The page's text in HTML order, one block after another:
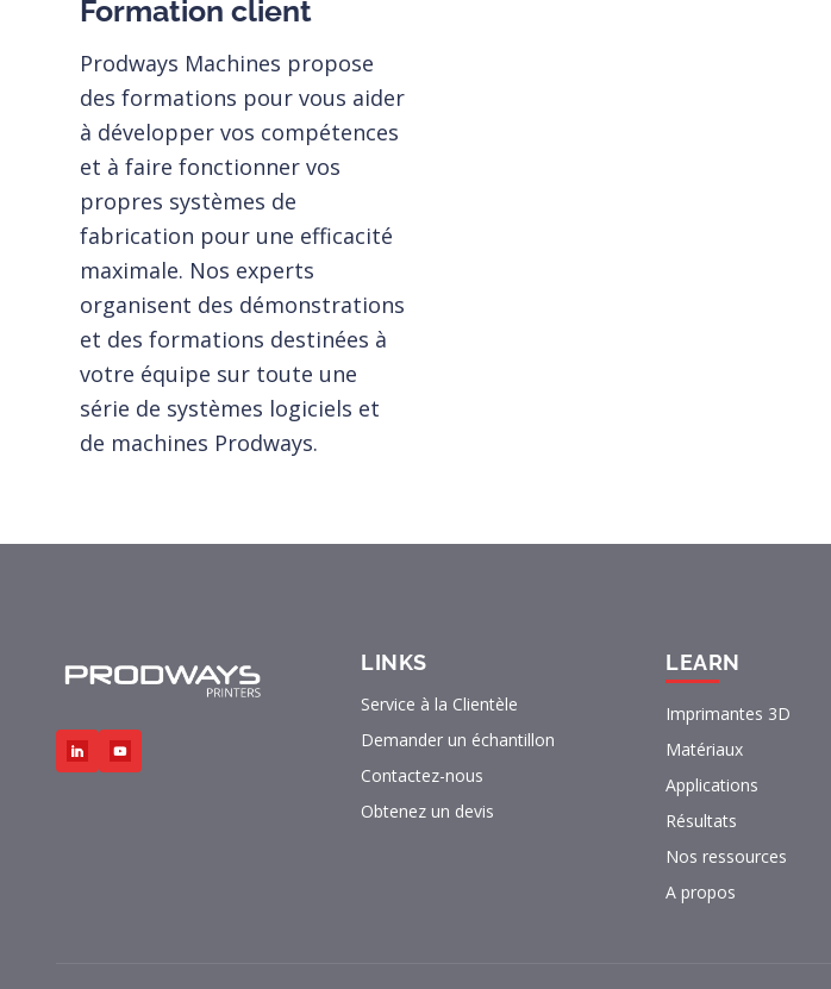
Formation client
Prodways Machines propose
des formations pour vous aider
à développer vos compétences
et à faire fonctionner vos
propres systèmes de
fabrication pour une efficacité
maximale. Nos experts
organisent des démonstrations
et des formations destinées à
votre équipe sur toute une
série de systèmes logiciels et
de machines Prodways.
LINKS
Service à la Clientèle
Demander un échantillon
Contactez-nous
Obtenez un devis
LEARN
Imprimantes 3D
Matériaux
Applications
Résultats
Nos ressources
A propos